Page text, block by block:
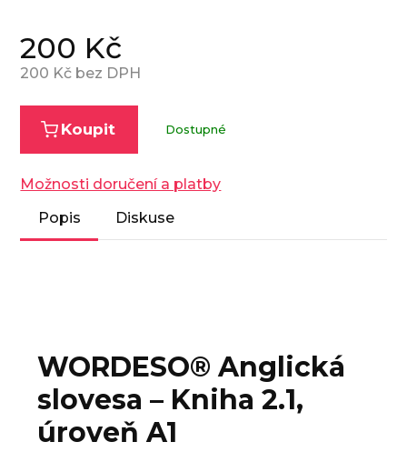
200 Kč
200 Kč bez DPH
Koupit Dostupné
Možnosti doručení a platby
Popis
Diskuse
WORDESO® Anglická
slovesa – Kniha 2.1,
úroveň A1